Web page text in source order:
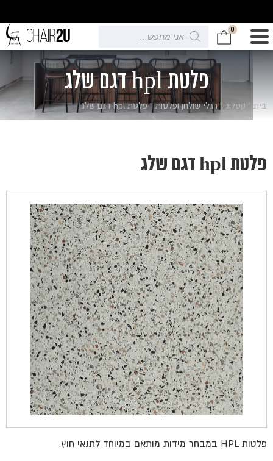
0
Products
search
פלטת hpl דגם שלג
בית » קטלוג » רגלי שולחן ופלטות»פלטת hpl דגם שלג
פלטות HPL במבחר מידות מותאם במיוחד לתנאי חוץ.
פלטת hpl דגם שלג